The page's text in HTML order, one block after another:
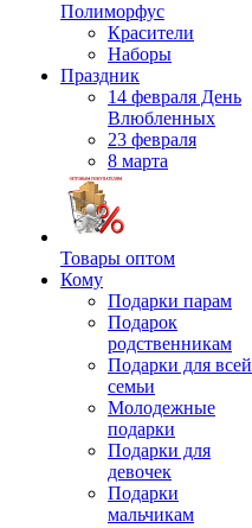
Полиморфус
Красители
Наборы
Праздник
14 февраля День
Влюбленных
23 февраля
8 марта
Товары оптом
Кому
Подарки парам
Подарок
родственникам
Подарки для всей
семьи
Молодежные
подарки
Подарки для
девочек
Подарки
мальчикам